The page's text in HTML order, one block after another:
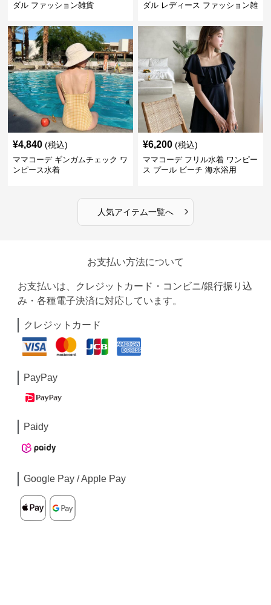
ダル ファッション雑貨
ダル レディース ファッション雑
¥4,840 (税込)
ママコーデ ギンガムチェック ワ
ンピース水着
¥6,200 (税込)
ママコーデ フリル水着 ワンピー
ス プール ビーチ 海水浴用
人気アイテム一覧へ ›
お支払い方法について
お支払いは、クレジットカード・コンビニ/銀行振り込
み・各種電子決済に対応しています。
クレジットカード
PayPay
Paidy
Google Pay / Apple Pay